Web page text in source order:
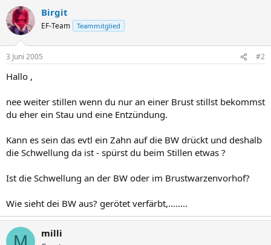
Birgit
EF-Team Teammitglied
3 Juni 2005 #2
Hallo ,
nee weiter stillen wenn du nur an einer Brust stillst bekommst
du eher ein Stau und eine Entzündung.
Kann es sein das evtl ein Zahn auf die BW drückt und deshalb
die Schwellung da ist - spürst du beim Stillen etwas ?
Ist die Schwellung an der BW oder im Brustwarzenvorhof?
Wie sieht dei BW aus? gerötet verfärbt,........
M milli